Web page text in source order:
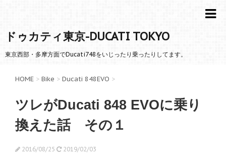
ドゥカティ東京-DUCATI TOKYO
東京西部・多摩方面でDucati748をいじったり乗ったりしてます。
HOME > Bike > Ducati 848EVO >
ツレがDucati 848 EVOに乗り
換えた話 その１
2016/08/25 2019/02/03